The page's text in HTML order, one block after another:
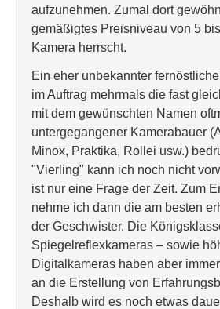
aufzunehmen. Zumal dort
gemäßigtes Preisniveau von 5
Kamera herrscht.
Ein eher unbekannter
im Auftrag mehrmals die fast
mit dem gewünschten Namen
untergegangener Kamerabauer
Minox, Praktika, Rollei usw.)
"Vierling" kann ich noch nicht
ist nur eine Frage der Zeit. Zum
nehme ich dann die am besten
der Geschwister. Die
Spiegelreflexkameras – sowie
Digitalkameras haben aber
an die Erstellung von
Deshalb wird es noch etwas